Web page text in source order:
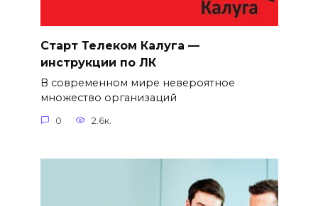
Старт Телеком Калуга —
инструкции по ЛК
В современном мире невероятное
множество организаций
0 2.6к.